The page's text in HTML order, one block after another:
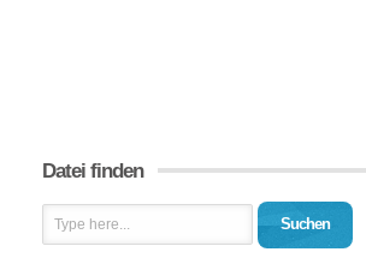
Datei finden
Suchen